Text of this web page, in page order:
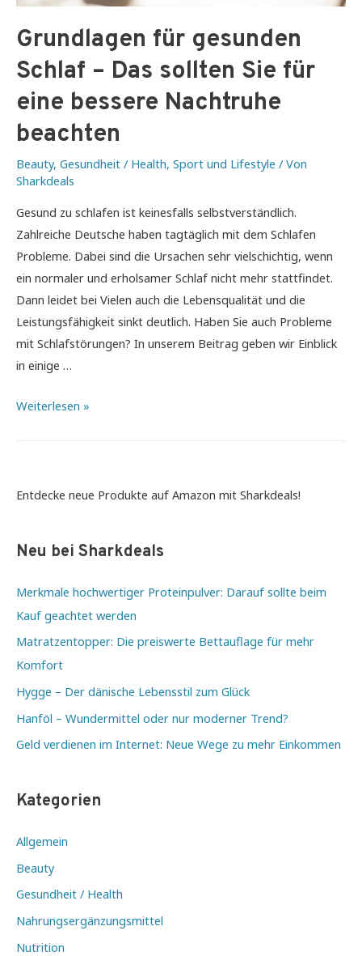
Grundlagen für gesunden
Schlaf – Das sollten Sie für
eine bessere Nachtruhe
beachten
Beauty, Gesundheit / Health, Sport und Lifestyle / Von
Sharkdeals
Gesund zu schlafen ist keinesfalls selbstverständlich.
Zahlreiche Deutsche haben tagtäglich mit dem Schlafen
Probleme. Dabei sind die Ursachen sehr vielschichtig, wenn
ein normaler und erholsamer Schlaf nicht mehr stattfindet.
Dann leidet bei Vielen auch die Lebensqualität und die
Leistungsfähigkeit sinkt deutlich. Haben Sie auch Probleme
mit Schlafstörungen? In unserem Beitrag geben wir Einblick
in einige …
Grundlagen
–
Sie
eine
bessere
Nachtruhe
beachten
Weiterlesen »
Entdecke neue Produkte auf Amazon mit Sharkdeals!
Neu bei Sharkdeals
Merkmale hochwertiger Proteinpulver: Darauf sollte beim
Kauf geachtet werden
Matratzentopper: Die preiswerte Bettauflage für mehr
Komfort
Hygge – Der dänische Lebensstil zum Glück
Hanföl – Wundermittel oder nur moderner Trend?
Geld verdienen im Internet: Neue Wege zu mehr Einkommen
Kategorien
Allgemein
Beauty
Gesundheit / Health
Nahrungsergänzungsmittel
Nutrition